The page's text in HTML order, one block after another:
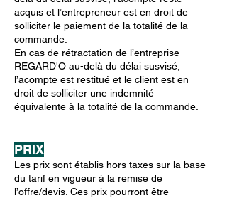
acquis et l’entrepreneur est en droit de
solliciter le paiement de la totalité de la
commande.
En cas de rétractation de l’entreprise
REGARD'O au-delà du délai susvisé,
l’acompte est restitué et le client est en
droit de solliciter une indemnité
équivalente à la totalité de la commande.
PRIX
Les prix sont établis hors taxes sur la base
du tarif en vigueur à la remise de
l’offre/devis. Ces prix pourront être